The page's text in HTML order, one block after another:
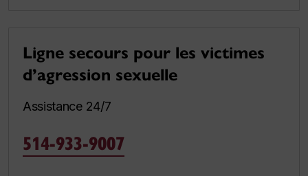
Ligne secours pour les victimes
d’agression sexuelle
Assistance 24/7
514-933-9007